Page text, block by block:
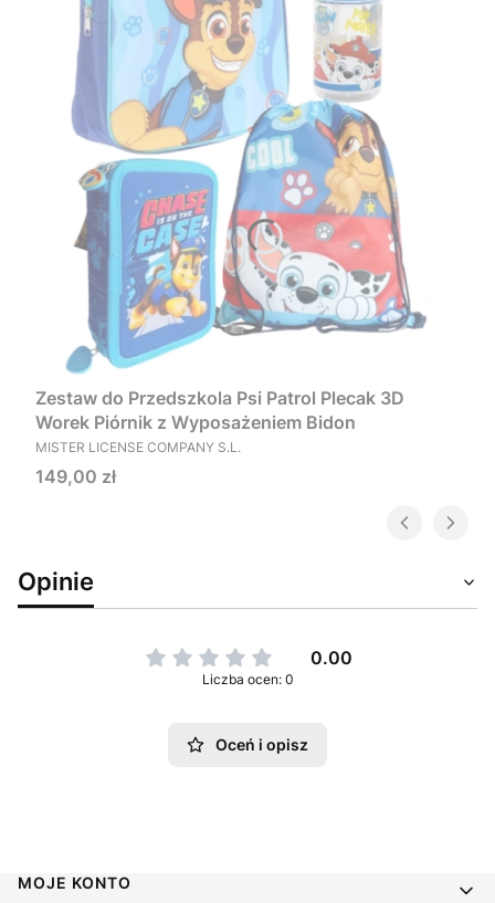
Zestaw do Przedszkola Psi Patrol Plecak 3D
Worek Piórnik z Wyposażeniem Bidon
PRODUCENT
MISTER LICENSE COMPANY S.L.
Cena
149,00 zł
Opinie
0.00
Liczba ocen: 0
Oceń i opisz
Linki w stopce
MOJE KONTO